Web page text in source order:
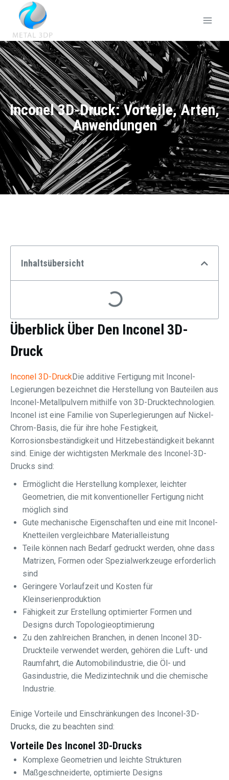
Inconel 3D-Druck: Vorteile, Arten,
Anwendungen
Inhaltsübersicht
Überblick Über Den Inconel 3D-
Druck
Inconel 3D-DruckDie additive Fertigung mit Inconel-
Legierungen bezeichnet die Herstellung von Bauteilen aus
Inconel-Metallpulvern mithilfe von 3D-Drucktechnologien.
Inconel ist eine Familie von Superlegierungen auf Nickel-
Chrom-Basis, die für ihre hohe Festigkeit,
Korrosionsbeständigkeit und Hitzebeständigkeit bekannt
sind. Einige der wichtigsten Merkmale des Inconel-3D-
Drucks sind:
Ermöglicht die Herstellung komplexer, leichter
Geometrien, die mit konventioneller Fertigung nicht
möglich sind
Gute mechanische Eigenschaften und eine mit Inconel-
Knetteilen vergleichbare Materialleistung
Teile können nach Bedarf gedruckt werden, ohne dass
Matrizen, Formen oder Spezialwerkzeuge erforderlich
sind
Geringere Vorlaufzeit und Kosten für
Kleinserienproduktion
Fähigkeit zur Erstellung optimierter Formen und
Designs durch Topologieoptimierung
Zu den zahlreichen Branchen, in denen Inconel 3D-
Druckteile verwendet werden, gehören die Luft- und
Raumfahrt, die Automobilindustrie, die Öl- und
Gasindustrie, die Medizintechnik und die chemische
Industrie.
Einige Vorteile und Einschränkungen des Inconel-3D-
Drucks, die zu beachten sind:
Vorteile Des Inconel 3D-Drucks
Komplexe Geometrien und leichte Strukturen
Maßgeschneiderte, optimierte Designs